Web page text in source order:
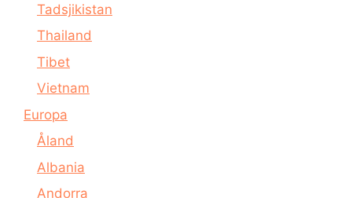
Tadsjikistan
Thailand
Tibet
Vietnam
Europa
Åland
Albania
Andorra